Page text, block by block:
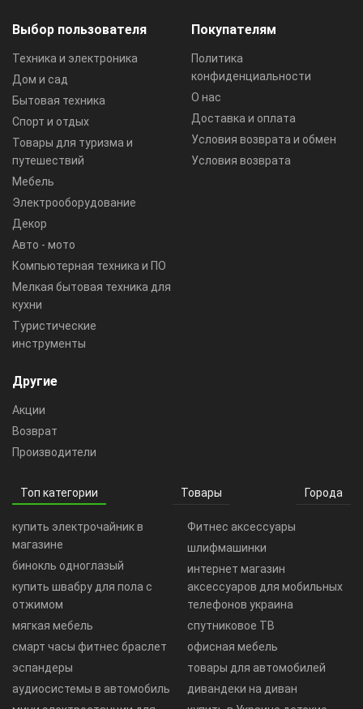
Выбор пользователя
Техника и электроника
Дом и сад
Бытовая техника
Спорт и отдых
Товары для туризма и
путешествий
Мебель
Электрооборудование
Декор
Авто - мото
Компьютерная техника и ПО
Мелкая бытовая техника для
кухни
Туристические
инструменты
Покупателям
Политика
конфиденциальности
О нас
Доставка и оплата
Условия возврата и обмен
Условия возврата
Другие
Акции
Возврат
Производители
Топ категории Товары Города
купить электрочайник в
магазине
бинокль одноглазый
купить швабру для пола с
отжимом
мягкая мебель
смарт часы фитнес браслет
эспандеры
аудиосистемы в автомобиль
Фитнес аксессуары
шлифмашинки
интернет магазин
аксессуаров для мобильных
телефонов украина
спутниковое ТВ
офисная мебель
товары для автомобилей
дивандеки на диван